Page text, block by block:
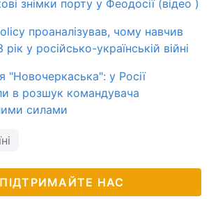
знімки порту у Феодосії (відео )
проаналізував, чому навчив
рік у російсько-українській війні
"Новочеркаська": у Росії
в розшук командувача
силами
ПІДТРИМАЙТЕ НАС